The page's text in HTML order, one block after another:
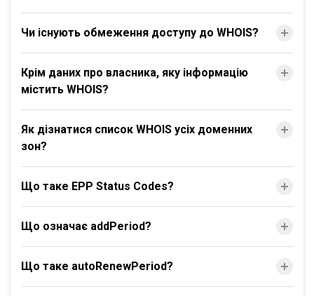
Чи існують обмеження доступу до WHOIS?
Крім даних про власника, яку інформацію
містить WHOIS?
Як дізнатися список WHOIS усіх доменних
зон?
Що таке EPP Status Codes?
Що означає addPeriod?
Що таке autoRenewPeriod?